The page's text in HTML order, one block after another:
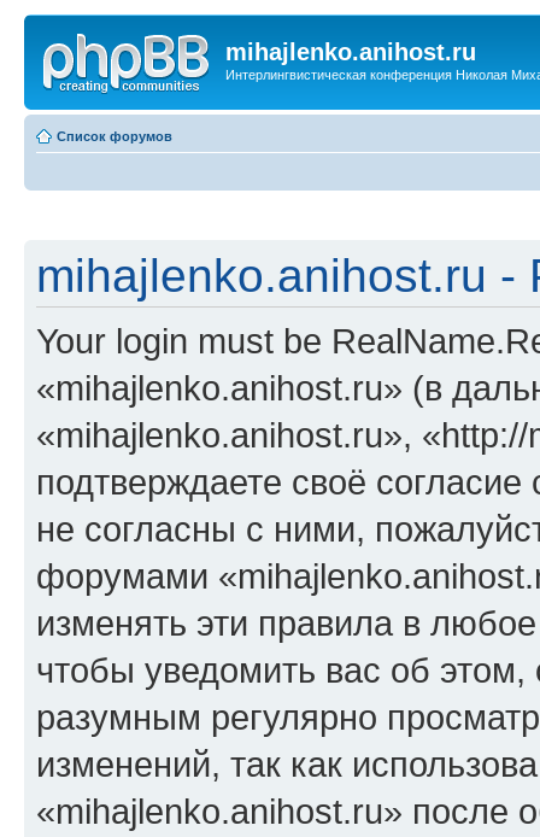
mihajlenko.anihost.ru
Интерлингвистическая конференция Николая
Список форумов
mihajlenko.anihost.ru -
Your login must be
«mihajlenko.anihost.ru» (в
«mihajlenko.anihost.ru»,
подтверждаете своё
не согласны с ними,
форумами
изменять эти правила в
чтобы уведомить вас об
разумным регулярно
изменений, так как
«mihajlenko.anihost.ru» после